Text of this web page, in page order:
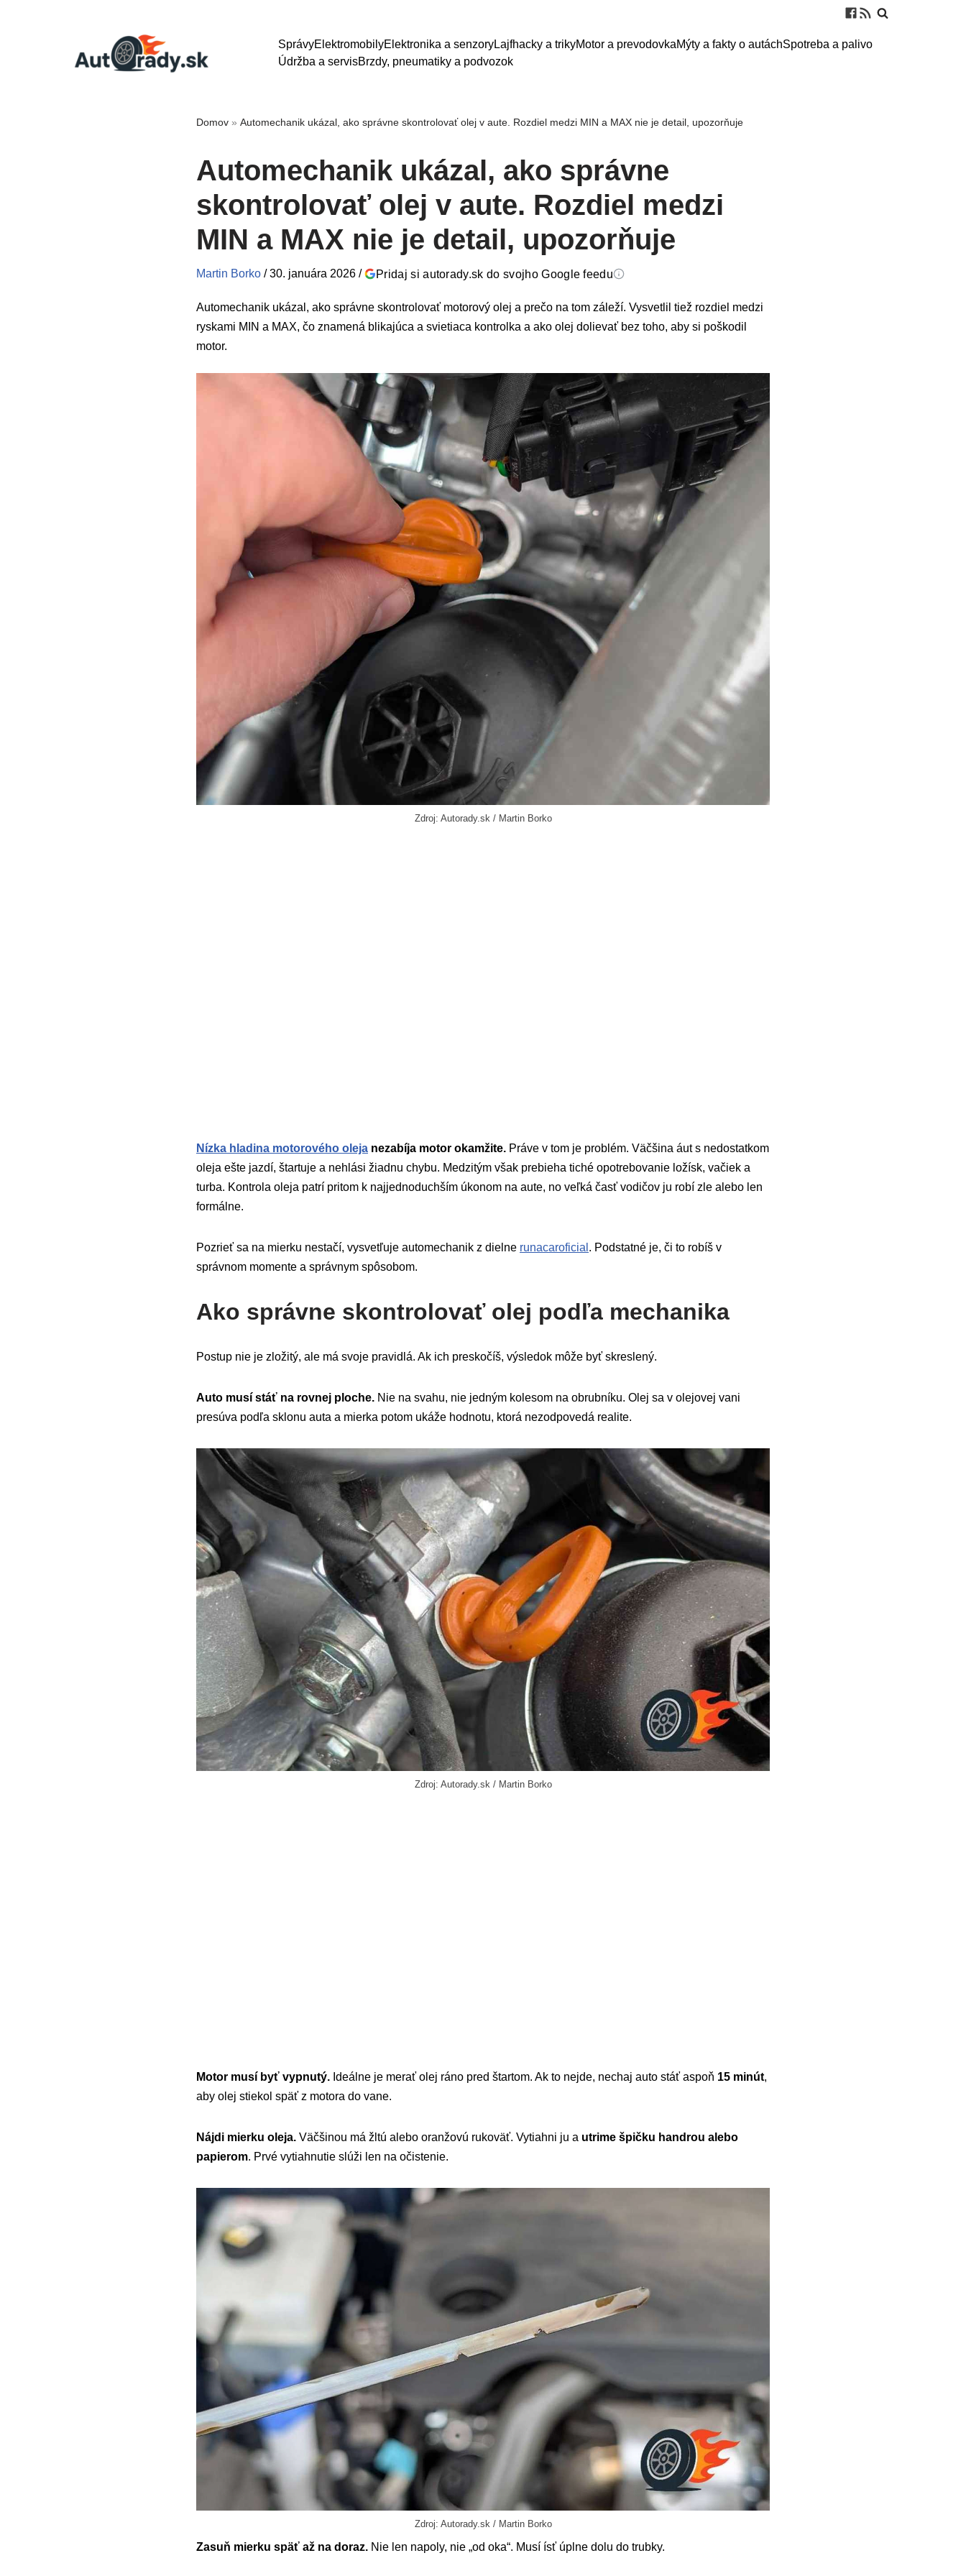
SprávyElektromobilyElektronika a senzoryLajfhacky a trikyMotor a prevodovkaMýty a fakty o autáchSpotreba a palivo
Údržba a servisBrzdy, pneumatiky a podvozok
Domov » Automechanik ukázal, ako správne skontrolovať olej v aute. Rozdiel medzi MIN a MAX nie je detail, upozorňuje
Automechanik ukázal, ako správne
skontrolovať olej v aute. Rozdiel medzi
MIN a MAX nie je detail, upozorňuje
Martin Borko /30. januára 2026 / Pridaj si autorady.sk do svojho Google feedu
Automechanik ukázal, ako správne skontrolovať motorový olej a prečo na tom záleží. Vysvetlil tiež rozdiel medzi
ryskami MIN a MAX, čo znamená blikajúca a svietiaca kontrolka a ako olej dolievať bez toho, aby si poškodil
motor.
Zdroj: Autorady.sk / Martin Borko
Nízka hladina motorového oleja nezabíja motor okamžite. Práve v tom je problém. Väčšina áut s nedostatkom
oleja ešte jazdí, štartuje a nehlási žiadnu chybu. Medzitým však prebieha tiché opotrebovanie ložísk, vačiek a
turba. Kontrola oleja patrí pritom k najjednoduchším úkonom na aute, no veľká časť vodičov ju robí zle alebo len
formálne.
Pozrieť sa na mierku nestačí, vysvetľuje automechanik z dielne runacaroficial . Podstatné je, či to robíš v
správnom momente a správnym spôsobom.
Ako správne skontrolovať olej podľa mechanika
Postup nie je zložitý, ale má svoje pravidlá. Ak ich preskočíš, výsledok môže byť skreslený.
Auto musí stáť na rovnej ploche. Nie na svahu, nie jedným kolesom na obrubníku. Olej sa v olejovej vani
presúva podľa sklonu auta a mierka potom ukáže hodnotu, ktorá nezodpovedá realite.
Zdroj: Autorady.sk / Martin Borko
Motor musí byť vypnutý. Ideálne je merať olej ráno pred štartom. Ak to nejde, nechaj auto stáť aspoň 15 minút,
aby olej stiekol späť z motora do vane.
Nájdi mierku oleja. Väčšinou má žltú alebo oranžovú rukoväť. Vytiahni ju a utrime špičku handrou alebo
papierom. Prvé vytiahnutie slúži len na očistenie.
Zdroj: Autorady.sk / Martin Borko
Zasuň mierku späť až na doraz. Nie len napoly, nie „od oka“. Musí ísť úplne dolu do trubky.